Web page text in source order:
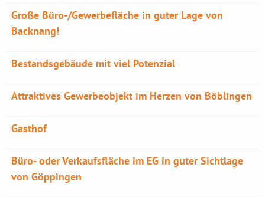
Große Büro-/Gewerbefläche in guter Lage von
Backnang!
Bestandsgebäude mit viel Potenzial
Attraktives Gewerbeobjekt im Herzen von Böblingen
Gasthof
Büro- oder Verkaufsfläche im EG in guter Sichtlage
von Göppingen